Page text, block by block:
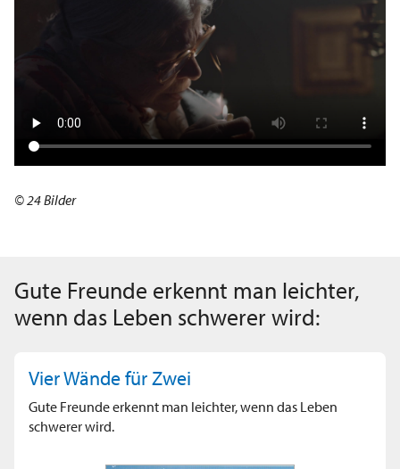
© 24 Bilder
Gute Freunde erkennt man leichter,
wenn das Leben schwerer wird:
Vier Wände für Zwei
Gute Freunde erkennt man leichter, wenn das Leben
schwerer wird.